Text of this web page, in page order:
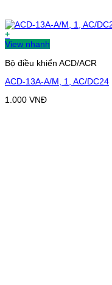
+
View nhanh
Bộ điều khiển ACD/ACR
ACD-13A-A/M, 1, AC/DC24
1.000 VNĐ